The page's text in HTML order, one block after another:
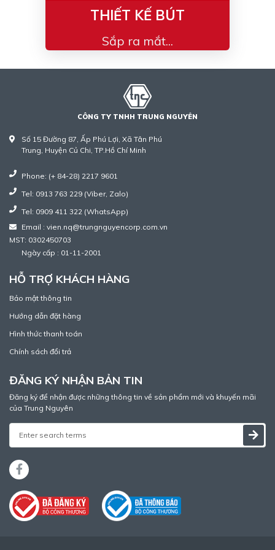
THIẾT KẾ BÚT
Sắp ra mắt...
CÔNG TY TNHH TRUNG NGUYÊN
Số 15 Đường 87, Ấp Phú Lợi, Xã Tân Phú
Trung, Huyện Củ Chi, TP.Hồ Chí Minh
Phone: (+ 84-28) 2217 9601
Tel: 0913 763 229 (Viber, Zalo)
Tel: 0909 411 322 (WhatsApp)
Email : vien.nq@trungnguyencorp.com.vn
MST: 0302450703
Ngày cấp : 01-11-2001
HỖ TRỢ KHÁCH HÀNG
Bảo mật thông tin
Hướng dẫn đặt hàng
Hình thức thanh toán
Chính sách đổi trả
ĐĂNG KÝ NHẬN BẢN TIN
Đăng ký để nhận được những thông tin về sản phẩm mới và khuyến mãi
của Trung Nguyên